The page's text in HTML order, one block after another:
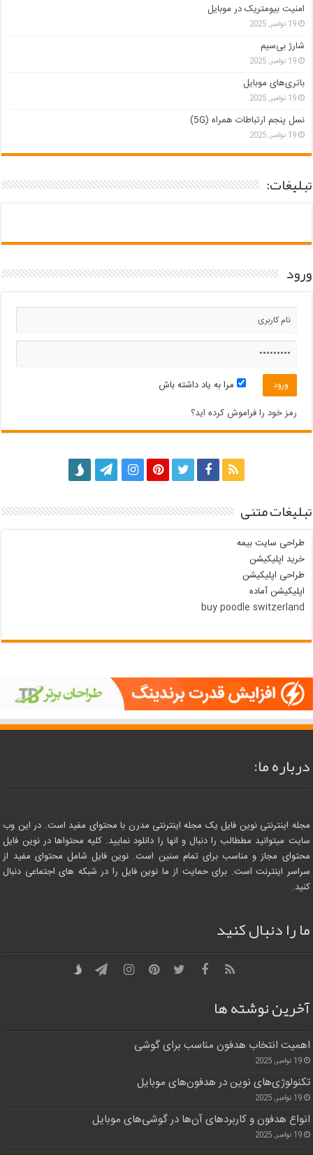
امنیت بیومتریک در موبایل
19 نوامبر, 2025
شارژ بی‌سیم
19 نوامبر, 2025
باتری‌های موبایل
19 نوامبر, 2025
نسل پنجم ارتباطات همراه (5G)
19 نوامبر, 2025
تبلیغات:
ورود
مرا به یاد داشته باش
رمز خود را فراموش کرده اید؟
تبلیغات متنی
طراحی سایت بیمه
خرید اپلیکیشن
طراحی اپلیکیشن
اپلیکیشن آماده
buy poodle switzerland
درباره ما:
مجله اینترنتی نوین فایل یک مجله اینترنتی مدرن با محتوای مفید است. در این وب
سایت میتوانید مططالب را دنبال و انها را دانلود نمایید. کلیه محتواها در نوین فایل
محتوای مجاز و مناسب برای تمام سنین است. نوین فایل شامل محتوای مفید از
سراسر اینترنت است. برای حمایت از ما نوین فایل را در شبکه های اجتماعی دنبال
کنید.
ما را دنبال کنید
آخرین نوشته ها
اهمیت انتخاب هدفون مناسب برای گوشی
19 نوامبر, 2025
تکنولوژی‌های نوین در هدفون‌های موبایل
19 نوامبر, 2025
انواع هدفون و کاربردهای آن‌ها در گوشی‌های موبایل
19 نوامبر, 2025